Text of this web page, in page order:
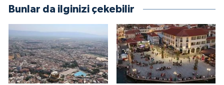
Bunlar da ilginizi çekebilir